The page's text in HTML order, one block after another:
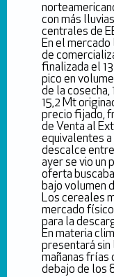
con más
centrales de
En el
de
finalizada el
pico en
de la cosecha,
15,2 Mt
precio fijado,
de Venta al
equivalentes a
descalce
ayer se vio un
oferta
bajo volumen
Los cereales
mercado
para la
En materia
presentará sin
mañanas frías
debajo de los